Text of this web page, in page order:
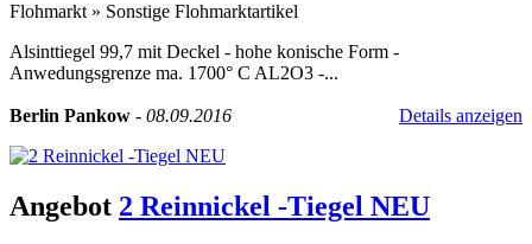
Flohmarkt » Sonstige Flohmarktartikel
Alsinttiegel 99,7 mit Deckel - hohe konische Form -
Anwedungsgrenze ma. 1700° C AL2O3 -...
Berlin Pankow - 08.09.2016 Details anzeigen
Angebot 2 Reinnickel -Tiegel NEU